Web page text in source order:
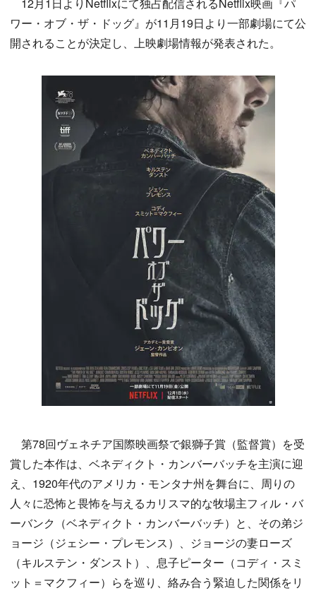
12月1日よりNetflixにて独占配信されるNetflix映画『パ
ワー・オブ・ザ・ドッグ』が11月19日より一部劇場にて公
開されることが決定し、上映劇場情報が発表された。
第78回ヴェネチア国際映画祭で銀獅子賞（監督賞）を受
賞した本作は、ベネディクト・カンバーバッチを主演に迎
え、1920年代のアメリカ・モンタナ州を舞台に、周りの
人々に恐怖と畏怖を与えるカリスマ的な牧場主フィル・バ
ーバンク（ベネディクト・カンバーバッチ）と、その弟ジ
ョージ（ジェシー・プレモンス）、ジョージの妻ローズ
（キルステン・ダンスト）、息子ピーター（コディ・スミ
ット＝マクフィー）らを巡り、絡み合う緊迫した関係をリ